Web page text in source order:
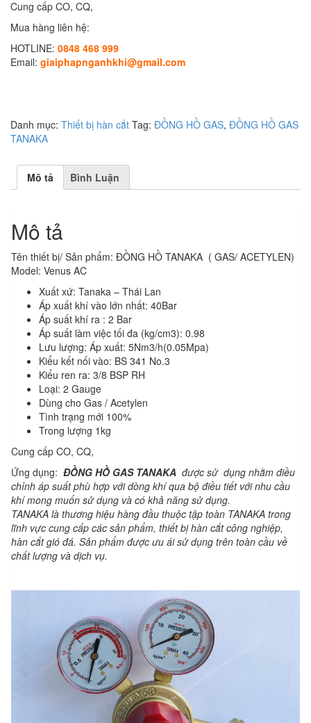
Cung cấp CO, CQ,
Mua hàng liên hệ:
HOTLINE: 0848 468 999
Email: giaiphapnganhkhi@gmail.com
Danh mục: Thiết bị hàn cắt Tag: ĐỒNG HỒ GAS, ĐỒNG HỒ GAS
TANAKA
Mô tả Bình Luận
Mô tả
Tên thiết bị/ Sản phẩm: ĐỒNG HỒ TANAKA ( GAS/ ACETYLEN)
Model: Venus AC
Xuất xứ: Tanaka – Thái Lan
Áp xuất khí vào lớn nhất: 40Bar
Áp suất khí ra : 2 Bar
Áp suất làm việc tối đa (kg/cm3): 0.98
Lưu lượng: Áp xuất: 5Nm3/h(0.05Mpa)
Kiểu kết nối vào: BS 341 No.3
Kiểu ren ra: 3/8 BSP RH
Loại: 2 Gauge
Dùng cho Gas / Acetylen
Tình trạng mới 100%
Trong lượng 1kg
Cung cấp CO, CQ,
Ứng dụng: ĐỒNG HỒ GAS TANAKA được sử dụng nhằm điều
chỉnh áp suất phù hợp với dòng khí qua bộ điều tiết với nhu cầu
khí mong muốn sử dụng và có khả năng sử dụng.
TANAKA là thương hiệu hàng đầu thuộc tập toàn TANAKA trong
lĩnh vực cung cấp các sản phẩm, thiết bị hàn cắt công nghiệp,
hàn cắt gió đá. Sản phẩm được ưu ái sử dụng trên toàn cầu về
chất lượng và dịch vụ.